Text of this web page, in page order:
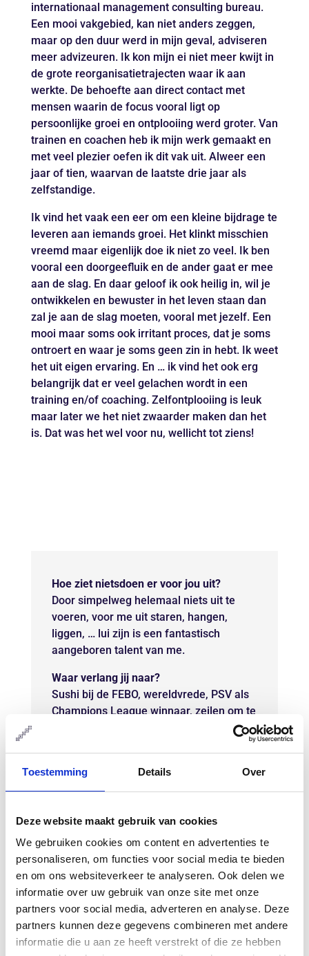
Toestemming Details Over
Deze website maakt gebruik van cookies
We gebruiken cookies om content en advertenties te
personaliseren, om functies voor social media te bieden
en om ons websiteverkeer te analyseren. Ook delen we
informatie over uw gebruik van onze site met onze
partners voor social media, adverteren en analyse. Deze
partners kunnen deze gegevens combineren met andere
informatie die u aan ze heeft verstrekt of die ze hebben
internationaal management consulting bureau.
Een mooi vakgebied, kan niet anders zeggen,
maar op den duur werd in mijn geval, adviseren
meer advizeuren. Ik kon mijn ei niet meer kwijt in
de grote reorganisatietrajecten waar ik aan
werkte. De behoefte aan direct contact met
mensen waarin de focus vooral ligt op
persoonlijke groei en ontplooiing werd groter. Van
trainen en coachen heb ik mijn werk gemaakt en
met veel plezier oefen ik dit vak uit. Alweer een
jaar of tien, waarvan de laatste drie jaar als
zelfstandige.
Ik vind het vaak een eer om een kleine bijdrage te
leveren aan iemands groei. Het klinkt misschien
vreemd maar eigenlijk doe ik niet zo veel. Ik ben
vooral een doorgeefluik en de ander gaat er mee
aan de slag. En daar geloof ik ook heilig in, wil je
ontwikkelen en bewuster in het leven staan dan
zal je aan de slag moeten, vooral met jezelf. Een
mooi maar soms ook irritant proces, dat je soms
ontroert en waar je soms geen zin in hebt. Ik weet
het uit eigen ervaring. En … ik vind het ook erg
belangrijk dat er veel gelachen wordt in een
training en/of coaching. Zelfontplooiing is leuk
maar later we het niet zwaarder maken dan het
is. Dat was het wel voor nu, wellicht tot ziens!
Hoe ziet nietsdoen er voor jou uit?
Door simpelweg helemaal niets uit te
voeren, voor me uit staren, hangen,
liggen, … lui zijn is een fantastisch
aangeboren talent van me.
Waar verlang jij naar?
Sushi bij de FEBO, wereldvrede, PSV als
Champions League winnaar, zeilen om te
citroenijs, skiën in de Rocky Mountains,
nooit meer mijn administratie doen … Ik
zodra ik er bij stil sta en het begeren
omhels dan verdwijnt het weer … (soms)
gelukkig.
Welke afspraak met jezelf vergeet jij
weleens?
Om mezelf met mildheid en zachtheid te
benaderen.